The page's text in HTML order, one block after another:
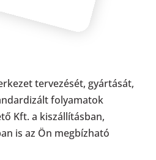
tervezését, gyártását,
folyamatok
Kft. a kiszállításban,
is az Ön megbízható